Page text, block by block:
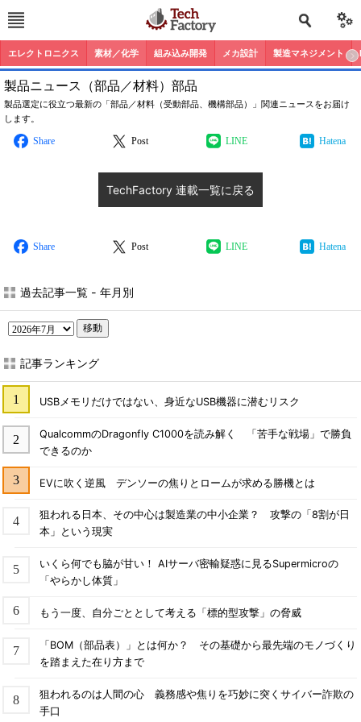
エレクトロニクス 素材／化学 組み込み開発 メカ設計 製造マネジメント
製品ニュース（部品／材料）部品
製品選定に役立つ最新の「部品／材料（受動部品、機構部品）」関連ニュースをお届け
します。
Share
Post LINE Hatena
TechFactory 連載一覧に戻る
Share Post LINE Hatena
過去記事一覧 - 年月別
移動
記事ランキング
USBメモリだけではない、身近なUSB機器に潜むリスク
QualcommのDragonfly C1000を読み解く 「苦手な戦場」で勝負
できるのか
EVに吹く逆風 デンソーの焦りとロームが求める勝機とは
狙われる日本、その中心は製造業の中小企業？ 攻撃の「8割が日
本」という現実
いくら何でも脇が甘い！ AIサーバ密輸疑惑に見るSupermicroの
「やらかし体質」
もう一度、自分ごととして考える「標的型攻撃」の脅威
「BOM（部品表）」とは何か？ その基礎から最先端のモノづくり
を踏まえた在り方まで
狙われるのは人間の心 義務感や焦りを巧妙に突くサイバー詐欺の
手口